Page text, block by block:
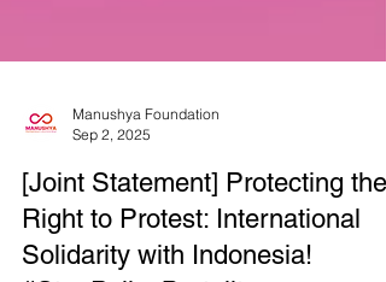
Sep 2, 2025
[Joint Statement] Protecting the
Right to Protest: International